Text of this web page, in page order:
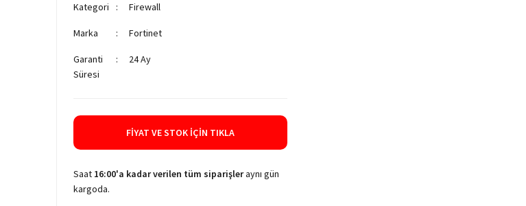
Kategori Firewall
Marka Fortinet
Garanti
Süresi
24 Ay
FIYAT VE STOK İÇIN TIKLA
Saat 16:00'a kadar verilen tüm siparişleraynı gün
kargoda.